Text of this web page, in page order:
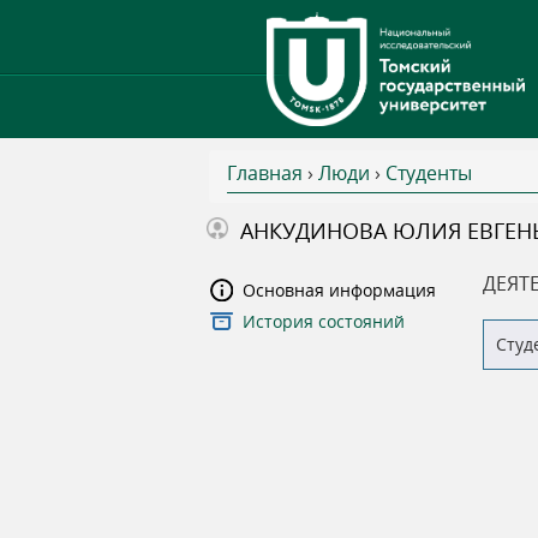
В
ы
з
Главная › Люди › Студенты
АНКУДИНОВА ЮЛИЯ
Основная информация
История состояний